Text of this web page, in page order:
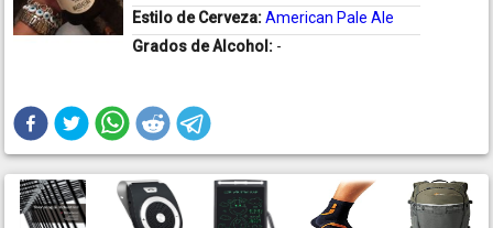
Estilo de Cerveza:American Pale Ale
Grados de Alcohol: -